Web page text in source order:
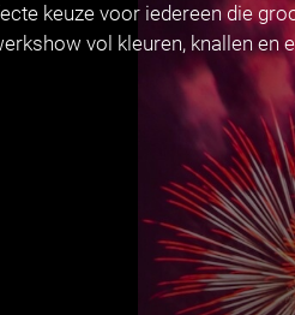
keuze voor iedereen die
vol kleuren, knallen